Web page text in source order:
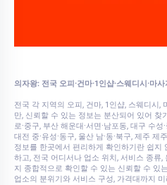
의자왕: 전국 오피·건마·1인샵·스웨디시·마
전국 각 지역의 오피, 건마, 1인샵, 스웨디시,
만, 신뢰할 수 있는 정보는 분산되어 있어 찾
로·중구, 부산 해운대·서면·남포동, 대구 수성
대전 중·유성·동구, 울산 남·동·북구, 제주
정보를 한곳에서 편리하게 확인하기란 쉽지
하고, 전국 어디서나 업소 위치, 서비스 종류
지 종합적으로 확인할 수 있는 신뢰할 수 있
업소의 분위기와 서비스 구성, 가격대까지